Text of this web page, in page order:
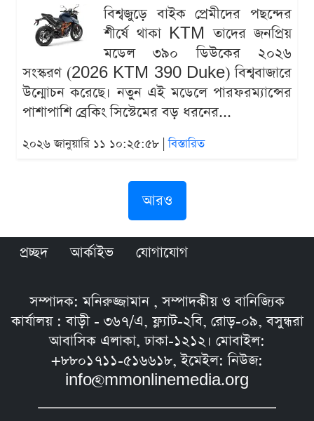
বিশ্বজুড়ে বাইক প্রেমীদের পছন্দের
শীর্ষে থাকা KTM তাদের জনপ্রিয়
মডেল ৩৯০ ডিউকের ২০২৬
সংস্করণ (2026 KTM 390 Duke) বিশ্ববাজারে
উন্মোচন করেছে। নতুন এই মডেলে পারফরম্যান্সের
পাশাপাশি ব্রেকিং সিস্টেমের বড় ধরনের...
২০২৬ জানুয়ারি ১১ ১০:২৫:৫৮ |বিস্তারিত
আরও
প্রচ্ছদ আর্কাইভ যোগাযোগ
সম্পাদক: মনিরুজ্জামান , সম্পাদকীয় ও বানিজ্যিক
কার্যালয় : বাড়ী - ৩৬৭/এ, ফ্ল্যাট-২বি, রোড়-০৯, বসুন্ধরা
আবাসিক এলাকা, ঢাকা-১২১২। মোবাইল:
+৮৮০১৭১১-৫১৬৬১৮, ইমেইল: নিউজ:
info@mmonlinemedia.org